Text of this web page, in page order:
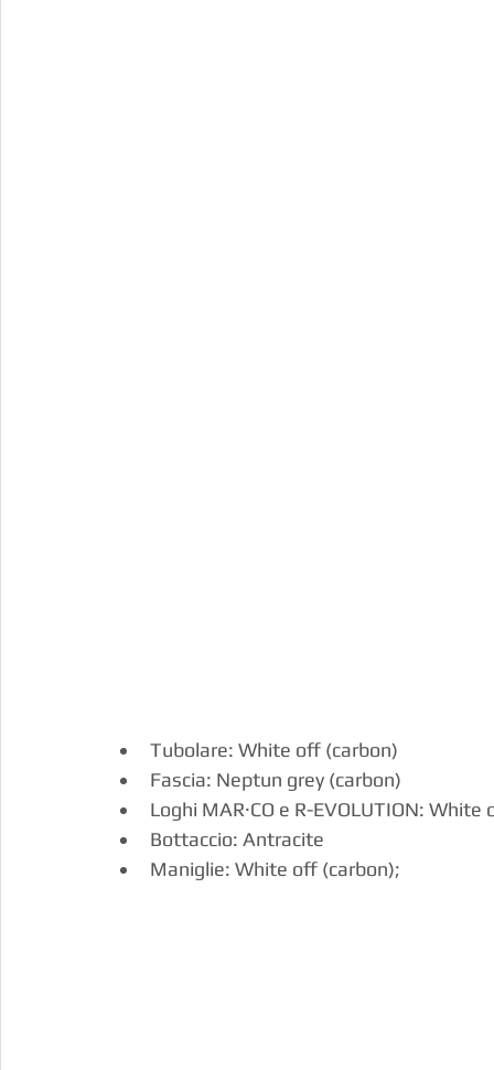
Tubolare: White off (carbon)
Fascia: Neptun grey (carbon)
Loghi MAR·CO e R-EVOLUTION:
Bottaccio: Antracite
Maniglie: White off (carbon);